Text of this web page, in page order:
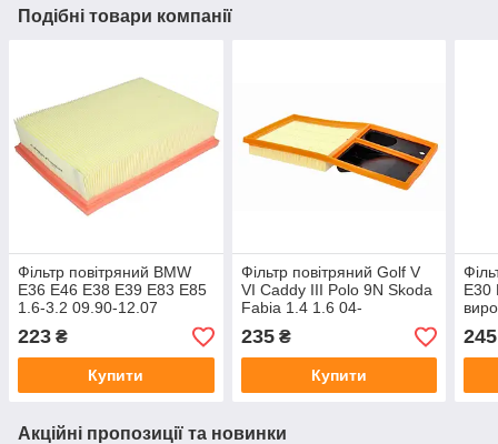
Подібні товари компанії
Фільтр повітряний BMW
E36 E46 E38 E39 E83 E85
1.6-3.2 09.90-12.07
виробник Purro Польща
223 ₴
Купити
Фільтр повітряний Golf V
VI Caddy III Polo 9N Skoda
Fabia 1.4 1.6 04-
235₴
Купити
E30
245
Акційні пропозиції та новинки